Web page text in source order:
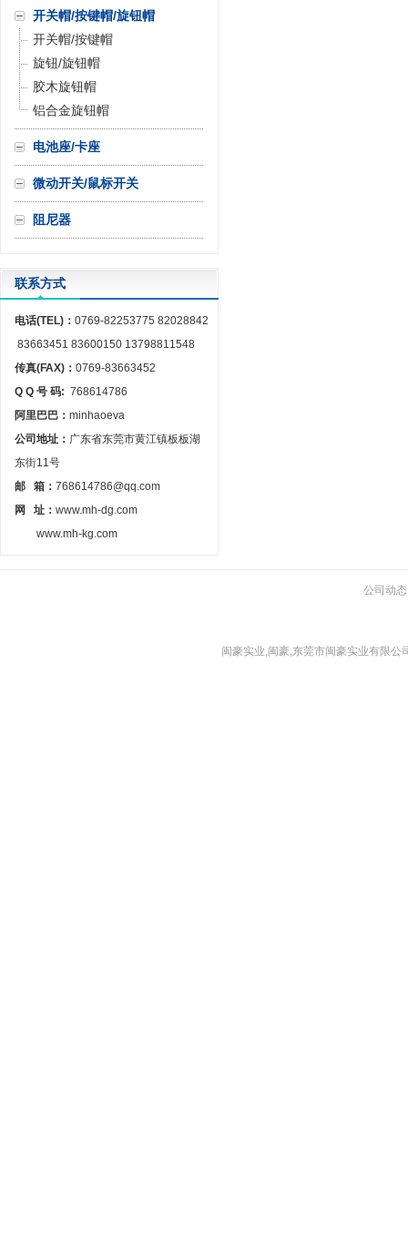
开关帽/按键帽/旋钮帽
开关帽/按键帽
旋钮/旋钮帽
胶木旋钮帽
铝合金旋钮帽
电池座/卡座
微动开关/鼠标开关
阻尼器
联系方式
电话(TEL)： 0769-82253775 82028842
83663451 83600150 13798811548
传真(FAX)： 0769-83663452
Q Q 号 码: 768614786
阿里巴巴： minhaoeva
公司地址： 广东省东莞市黄江镇板板湖
东街11号
邮 箱： 768614786@qq.com
网 址： www.mh-dg.com
www.mh-kg.com
公司动态
闽豪实业,闽豪,东莞市闽豪实业有限